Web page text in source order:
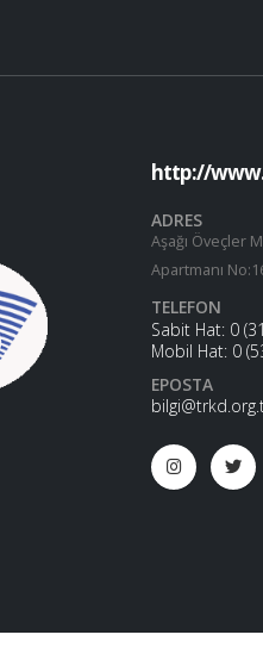
http://
ADRES
Aşağı Öveçler
Apartmanı
TELEFON
Sabit Hat: 0
Mobil Hat: 0
EPOSTA